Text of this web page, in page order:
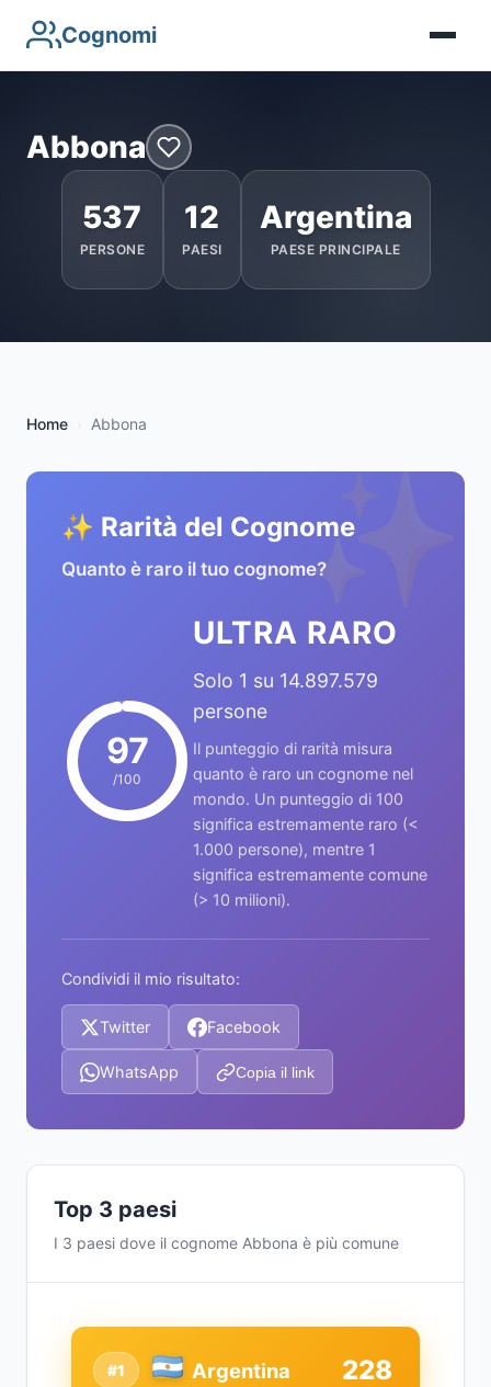
Cognomi
Abbona
537
PERSONE
12
PAESI
Argentina
PAESE PRINCIPALE
Home Abbona
✨
✨ Rarità del Cognome
Quanto è raro il tuo cognome?
97
/100
ULTRA RARO
Solo 1 su 14.897.579
persone
Il punteggio di rarità misura
quanto è raro un cognome nel
mondo. Un punteggio di 100
significa estremamente raro (<
1.000 persone), mentre 1
significa estremamente comune
(> 10 milioni).
Condividi il mio risultato:
Twitter Facebook
WhatsApp Copia il link
Top 3 paesi
I 3 paesi dove il cognome Abbona è più comune
#1 Argentina 228